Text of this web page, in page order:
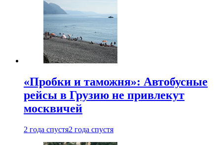
«Пробки и таможня»: Автобусные
рейсы в Грузию не привлекут
москвичей
2 года спустя2 года спустя